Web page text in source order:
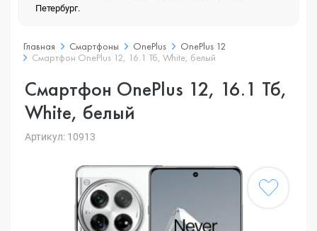
Петербург.
Главная Смартфоны OnePlus
OnePlus 12
Смартфон OnePlus 12, 16.1 Тб, White, белый
Смартфон OnePlus 12, 16.1 Тб,
White, белый
Артикул: 10913